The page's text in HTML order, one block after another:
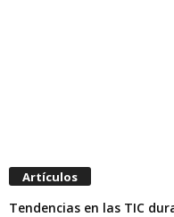
Artículos
Tendencias en las TIC